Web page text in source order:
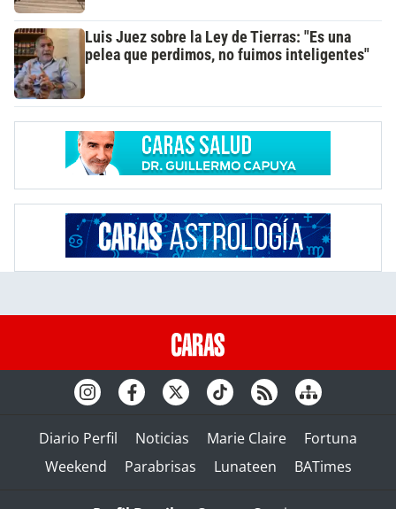
Luis Juez sobre la Ley de Tierras: "Es una
pelea que perdimos, no fuimos inteligentes"
Diario Perfil Noticias Marie Claire
Fortuna
Weekend
Parabrisas Lunateen BATimes